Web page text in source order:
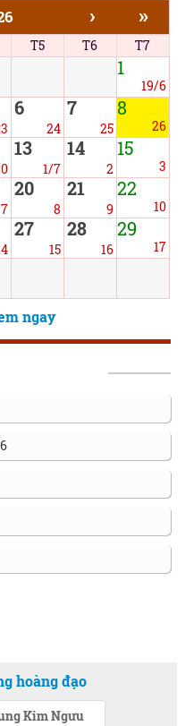
› »
T5 T6 T7
1
19/6
6
24
7
25
8
26
13
1/7
14
2
15
3
7
20
8
21
9
22
10
27
15
28
16
29
17
ngay
hoàng đạo
Kim Ngưu